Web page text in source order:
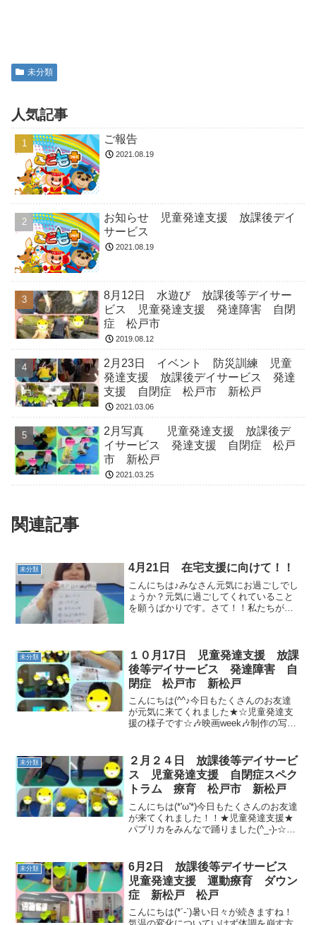
未分類
人気記事
ご報告
2021.08.19
お知らせ 児童発達支援 放課後デイ
サービス
2021.08.19
8月12日 水遊び 放課後等デイサー
ビス 児童発達支援 発達障害 自閉
症 松戸市
2019.08.12
2月23日 イベント 防災訓練 児童
発達支援 放課後デイサービス 発達
支援 自閉症 松戸市 新松戸
2021.03.06
2月写真 児童発達支援 放課後デ
イサービス 発達支援 自閉症 松戸
市 新松戸
2021.03.25
関連記事
未分類 4月21日 在宅支援に向けて！！
こんにちは♪みなさん元気にお過ごしでし
ょうか？元気に過ごしてくれていること
を願うばかりです。さて！！私たちが在
一人一人の名前...
未分類
１０月17日 児童発達支援 放課
後等デイサービス 発達障害 自
閉症 松戸市 新松戸
こんにちは(^^♪今日もたくさんのお友達
が元気に来てくれました★☆児童発達支
援の様子です☆🎶映画week🎶制作の写真
が出来上がると嬉しそうにポーズをとっ
てくれました(≧...
未分類
２月２４日 放課後等デイサービ
ス 児童発達支援 自閉症スペク
トラム 療育 松戸市 新松戸
こんにちは(*'ω'*)今日もたくさんのお友達
が来てくれました！！★児童発達支援★
パプリカをみんなで踊りました(^_-)-☆柔
ン橋落ちた”をやりました(*^▽^*)...
未分類
6月2日 放課後等デイサービス
児童発達支援 運動療育 ダウン
症 新松戸 松戸
こんにちは(*´-`)暑い日々が続きますね！